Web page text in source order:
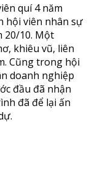
quí 4 năm
hội viên nhân sự
20/10. Một
khiêu vũ, liên
Cũng trong hội
doanh nghiệp
đầu đã nhận
đã để lại ấn